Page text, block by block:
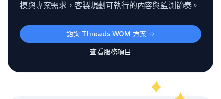
模與專案需求，客製規劃可執行的內容與監測節奏。
諮詢 Threads WOM 方案 ->
查看服務項目